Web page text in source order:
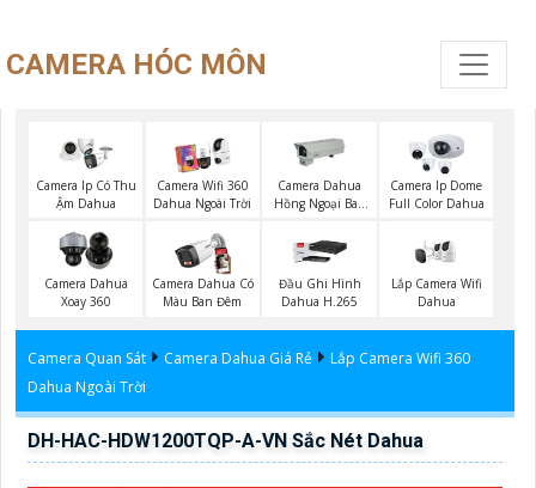
CAMERA HÓC MÔN
Camera Ip Có Thu
Ậm Dahua
Camera Wifi 360
Dahua Ngoài Trời
Camera Dahua
Hồng Ngoại Ban
Camera Ip Dome
Full Color Dahua
Camera Dahua
Xoay 360
Camera Dahua Có
Màu Ban Đêm
Đầu Ghi Hình
Dahua H.265
Lắp Camera Wifi
Dahua
Camera Quan Sát Camera Dahua Giá Rẻ
Lắp Camera Wifi 360
Dahua Ngoài Trời
DH-HAC-HDW1200TQP-A-VN Sắc Nét Dahua